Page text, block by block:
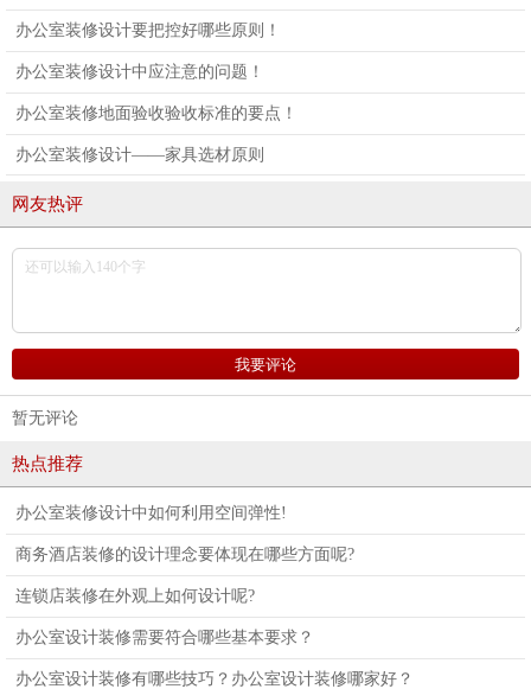
办公室装修设计要把控好哪些原则！
办公室装修设计中应注意的问题！
办公室装修地面验收验收标准的要点！
办公室装修设计——家具选材原则
网友热评
暂无评论
热点推荐
办公室装修设计中如何利用空间弹性!
商务酒店装修的设计理念要体现在哪些方面呢?
连锁店装修在外观上如何设计呢?
办公室设计装修需要符合哪些基本要求？
办公室设计装修有哪些技巧？办公室设计装修哪家好？